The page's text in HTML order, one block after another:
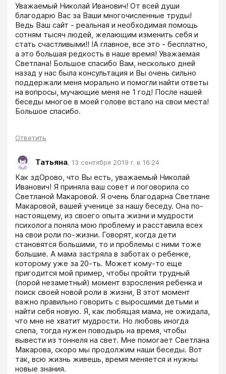
Уважаемый Николай Иванович! От всей души
благодарю Вас за Ваши многочисленные труды!
Ведь Ваш сайт - реальная и необходимая помощь
сотням тысяч людей, желающим изменить себя и
стать счастливыми!! !А главное, все это - бесплатно,
а это большая редкость в наше время! Уважаемая
Светлана! Большое спасибо Вам, несколько дней
назад у нас была консультация и Вы очень сильно
поддержали меня морально и помогли найти ответы
на вопросы, мучающие меня не 1 год! После нашей
беседы многое в моей голове встало на свои места!
Большое спасибо.
Ответить
Татьяна, 13 сентября 2019 г. в 16:24
Как здОрово, что Вы есть, уважаемый Николай
Иванович! Я приняла ваш совет и поговорила со
Светланой Макаровой. Я очень благодарна Светлане
Макаровой, вашей ученице за нашу беседу. Она по-
настоящему, из своего опыта жизни и мудрости
психолога поняла мою проблему и расставила всех
на свои роли по-жизни. Говорят, когда дети
становятся большими, то и проблемы с ними тоже
большие. А мама застряла в заботах о ребенке,
которому уже за 20-ть. Может кому-то еще
пригодится мой пример, чтобы пройти трудный
(порой незаметный) момент взросления ребенка и
поиск своей новой роли в жизни, В этот момент
важно правильно говорить с выросшими детьми и
найти себя новую. Я, как любящая мама, не ожидала,
что мне не хватит мудрости. Но любовь иногда
слепа, тогда нужен поводырь на время, чтобы
вывести из тоннеля на свет. Мне помогает Светлана
Макарова, скоро мы продолжим наши беседы. Вот
так, всю жизнь живешь, время меняется и нужны
новые знания.